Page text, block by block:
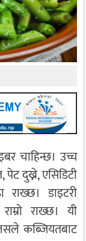
चाहिन्छ। उच्च
दुख्ने, एसिडिटी
डाइटरी
राख्छ। यी
कब्जियतबाट